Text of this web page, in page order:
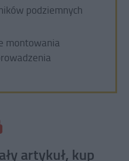
podziemnych
montowania
artykuł, kup